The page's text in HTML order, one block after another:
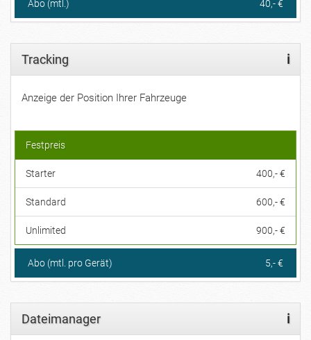
Abo (mtl.) 40,- €
Tracking i
Anzeige der Position Ihrer Fahrzeuge
Festpreis
Starter 400,- €
Standard 600,- €
Unlimited 900,- €
Abo (mtl. pro Gerät) 5,- €
Dateimanager i